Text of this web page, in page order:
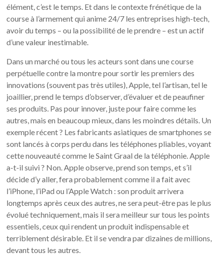
élément, c’est le temps. Et dans le contexte frénétique de la
course à l’armement qui anime 24/7 les entreprises high-tech,
avoir du temps – ou la possibilité de le prendre – est un actif
d’une valeur inestimable.
Dans un marché ou tous les acteurs sont dans une course
perpétuelle contre la montre pour sortir les premiers des
innovations (souvent pas très utiles), Apple, tel l’artisan, tel le
joaillier, prend le temps d’observer, d’évaluer et de peaufiner
ses produits. Pas pour innover, juste pour faire comme les
autres, mais en beaucoup mieux, dans les moindres détails. Un
exemple récent ? Les fabricants asiatiques de smartphones se
sont lancés à corps perdu dans les téléphones pliables, voyant
cette nouveauté comme le Saint Graal de la téléphonie. Apple
a-t-il suivi ? Non. Apple observe, prend son temps, et s’il
décide d’y aller, fera probablement comme il a fait avec
l’iPhone, l’iPad ou l’Apple Watch : son produit arrivera
longtemps après ceux des autres, ne sera peut-être pas le plus
évolué techniquement, mais il sera meilleur sur tous les points
essentiels, ceux qui rendent un produit indispensable et
terriblement désirable. Et il se vendra par dizaines de millions,
devant tous les autres.